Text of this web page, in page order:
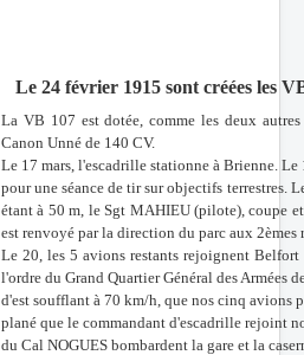
Le 24 février 1915 sont créées les
La VB 107 est dotée, comme les deux
Canon Unné de 140 CV.
Le 17 mars, l'escadrille stationne à Brienne.
pour une séance de tir sur objectifs terrestres.
étant à 50 m, le Sgt MAHIEU (pilote), coupe
est renvoyé par la direction du parc aux 2èmes
Le 20, les 5 avions restants rejoignent
l'ordre du Grand Quartier Général des Armées
d'est soufflant à 70 km/h, que nos cinq avions
plané que le commandant d'escadrille rejoint
du Cal NOGUES bombardent la gare et la